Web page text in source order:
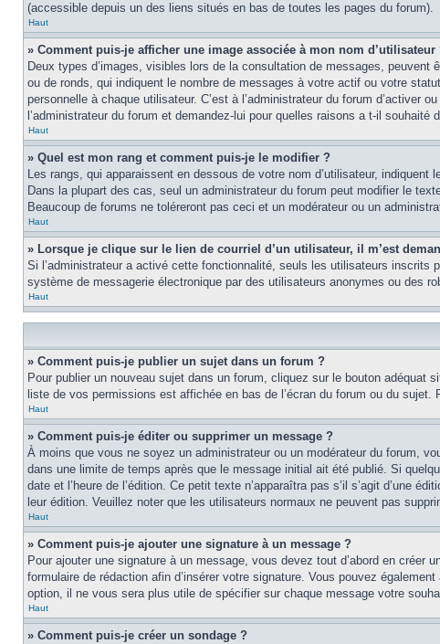
(accessible depuis un des liens situés en bas de toutes les pages du forum).
Haut
» Comment puis-je afficher une image associée à mon nom d’utilisateur
Deux types d’images, visibles lors de la consultation de messages, peuvent
ou de ronds, qui indiquent le nombre de messages à votre actif ou votre
personnelle à chaque utilisateur. C’est à l’administrateur du forum
l’administrateur du forum et demandez-lui pour quelles raisons a t-il souhaité
Haut
» Quel est mon rang et comment puis-je le modifier ?
Les rangs, qui apparaissent en dessous de votre nom d’utilisateur,
Dans la plupart des cas, seul un administrateur du forum peut modifier le
Beaucoup de forums ne toléreront pas ceci et un modérateur ou un
Haut
» Lorsque je clique sur le lien de courriel d’un utilisateur, il m’est
Si l’administrateur a activé cette fonctionnalité, seuls les utilisateurs inscrits
système de messagerie électronique par des utilisateurs anonymes ou des
Haut
» Comment puis-je publier un sujet dans un forum ?
Pour publier un nouveau sujet dans un forum, cliquez sur le bouton adéquat
liste de vos permissions est affichée en bas de l’écran du forum ou du
Haut
» Comment puis-je éditer ou supprimer un message ?
À moins que vous ne soyez un administrateur ou un modérateur du forum,
dans une limite de temps après que le message initial ait été publié. Si
date et l’heure de l’édition. Ce petit texte n’apparaîtra pas s’il s’agit d’une
leur édition. Veuillez noter que les utilisateurs normaux ne peuvent pas
Haut
» Comment puis-je ajouter une signature à un message ?
Pour ajouter une signature à un message, vous devez tout d’abord en créer
formulaire de rédaction afin d’insérer votre signature. Vous pouvez
option, il ne vous sera plus utile de spécifier sur chaque message votre
Haut
» Comment puis-je créer un sondage ?